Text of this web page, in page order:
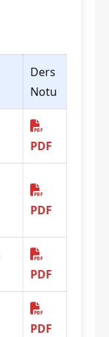
Ders
Notu
PDF
PDF
PDF
PDF